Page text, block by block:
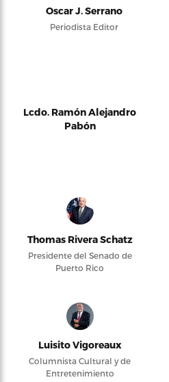
Oscar J. Serrano
Periodista Editor
Lcdo. Ramón Alejandro
Pabón
Thomas Rivera Schatz
Presidente del Senado de
Puerto Rico
Luisito Vigoreaux
Columnista Cultural y de
Entretenimiento